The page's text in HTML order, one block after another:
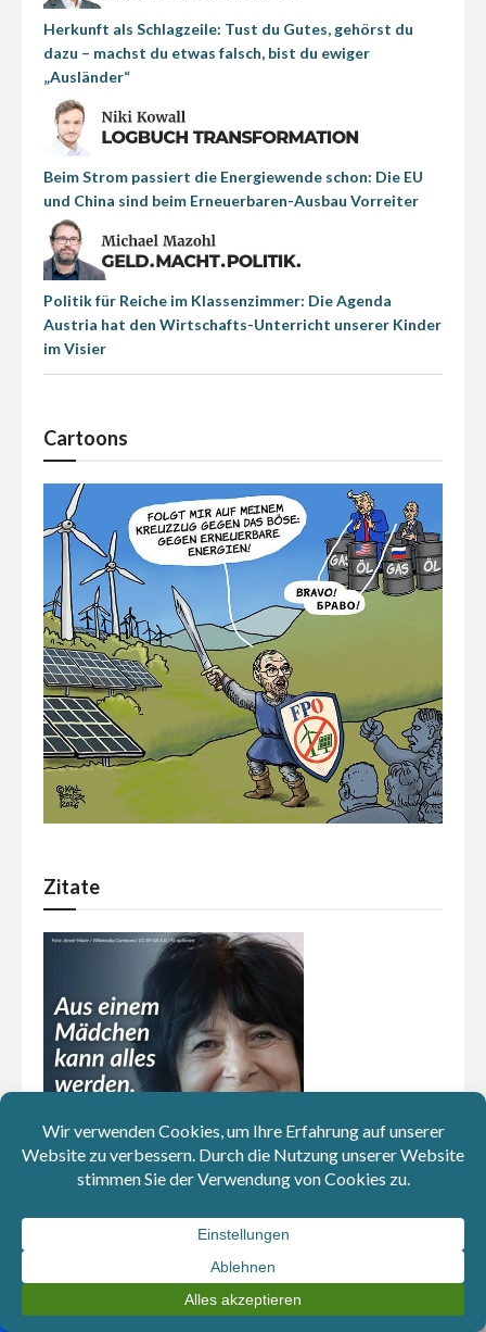
Herkunft als Schlagzeile: Tust du Gutes, gehörst du
dazu – machst du etwas falsch, bist du ewiger
„Ausländer“
Beim Strom passiert die Energiewende schon: Die EU
und China sind beim Erneuerbaren-Ausbau Vorreiter
Politik für Reiche im Klassenzimmer: Die Agenda
Austria hat den Wirtschafts-Unterricht unserer Kinder
im Visier
Cartoons
Zitate